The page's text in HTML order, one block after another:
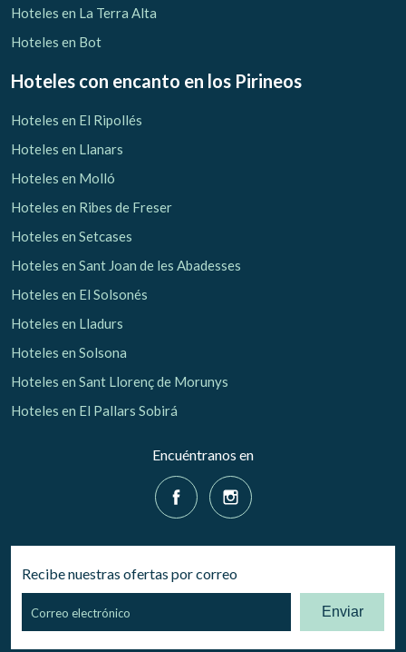
Hoteles en La Terra Alta
Hoteles en Bot
Hoteles con encanto en los Pirineos
Hoteles en El Ripollés
Hoteles en Llanars
Hoteles en Molló
Hoteles en Ribes de Freser
Hoteles en Setcases
Hoteles en Sant Joan de les Abadesses
Hoteles en El Solsonés
Hoteles en Lladurs
Hoteles en Solsona
Hoteles en Sant Llorenç de Morunys
Hoteles en El Pallars Sobirá
Encuéntranos en
Recibe nuestras ofertas por correo
Enviar